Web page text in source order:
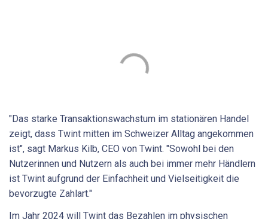
"Das starke Transaktionswachstum im stationären Handel
zeigt, dass Twint mitten im Schweizer Alltag angekommen
ist", sagt Markus Kilb, CEO von Twint. "Sowohl bei den
Nutzerinnen und Nutzern als auch bei immer mehr Händlern
ist Twint aufgrund der Einfachheit und Vielseitigkeit die
bevorzugte Zahlart."
Im Jahr 2024 will Twint das Bezahlen im physischen